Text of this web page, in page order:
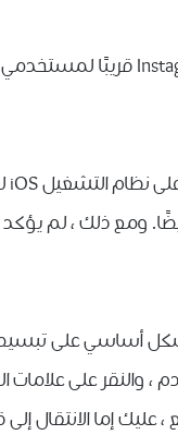
أساسي على تبسيط
والنقر على علامات
، عليك إما